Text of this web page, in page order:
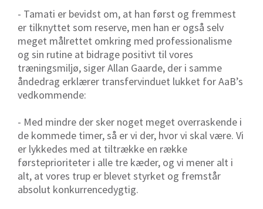
- Tamati er bevidst om, at han først og fremmest
er tilknyttet som reserve, men han er også selv
meget målrettet omkring med professionalisme
og sin rutine at bidrage positivt til vores
træningsmiljø, siger Allan Gaarde, der i samme
åndedrag erklærer transfervinduet lukket for AaB’s
vedkommende:
- Med mindre der sker noget meget overraskende i
de kommede timer, så er vi der, hvor vi skal være. Vi
er lykkedes med at tiltrække en række
førsteprioriteter i alle tre kæder, og vi mener alt i
alt, at vores trup er blevet styrket og fremstår
absolut konkurrencedygtig.